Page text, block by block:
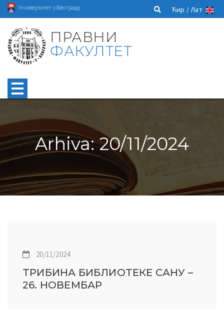
Универзитет у Београду Ћир /Лат
ПРАВНИ
ФАКУЛТЕТ
Arhiva: 20/11/2024
20/11/2024
ТРИБИНА БИБЛИОТЕКЕ САНУ –
26. НОВЕМБАР